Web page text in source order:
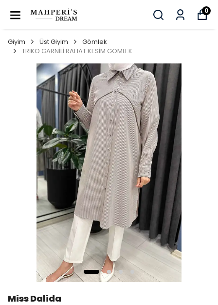
0
Giyim Üst Giyim
Gömlek
TRİKO GARNİLİ RAHAT KESİM GÖMLEK
Miss Dalida